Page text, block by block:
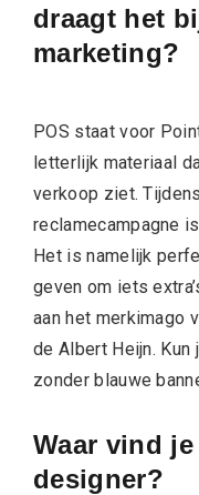
draagt het
marketing?
POS staat voor
letterlijk materiaal
verkoop ziet.
reclamecampagne
Het is namelijk
geven om iets
aan het merkimago
de Albert Heijn.
zonder blauwe
Waar vind
designer?